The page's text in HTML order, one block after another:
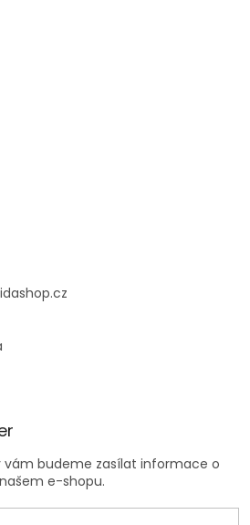
budeme zasílat informace o
e-shopu.